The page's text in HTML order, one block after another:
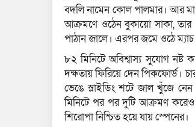
বদলি নামেন কোল পালমার। আর
আক্রমণে ওঠেন বুকায়ো সাকা, তার
পাঠান জালে। এরপর জমে ওঠে
৮২ মিনিটে অবিশ্বাস্য সুযোগ
দক্ষতায় ফিরিয়ে দেন পিকফোর্ড।
ভেঙে স্লাইডিং শটে জাল খুঁজে নেন
মিনিটে পর পর দুটি আক্রমণ
শিরোপা নিশ্চিত হয়ে যায় স্পেনের।